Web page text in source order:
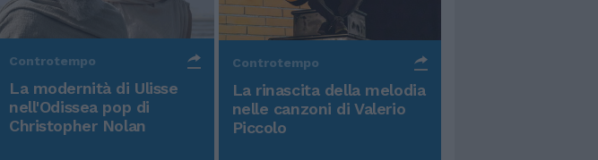
Controtempo
La modernità di Ulisse
nell'Odissea pop di
Christopher Nolan
Controtempo
La rinascita della melodia
nelle canzoni di Valerio
Piccolo